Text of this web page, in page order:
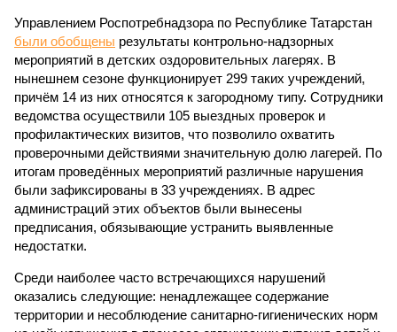
Управлением Роспотребнадзора по Республике Татарстан
были обобщены результаты контрольно-надзорных
мероприятий в детских оздоровительных лагерях. В
нынешнем сезоне функционирует 299 таких учреждений,
причём 14 из них относятся к загородному типу. Сотрудники
ведомства осуществили 105 выездных проверок и
профилактических визитов, что позволило охватить
проверочными действиями значительную долю лагерей. По
итогам проведённых мероприятий различные нарушения
были зафиксированы в 33 учреждениях. В адрес
администраций этих объектов были вынесены
предписания, обязывающие устранить выявленные
недостатки.
Среди наиболее часто встречающихся нарушений
оказались следующие: ненадлежащее содержание
территории и несоблюдение санитарно-гигиенических норм